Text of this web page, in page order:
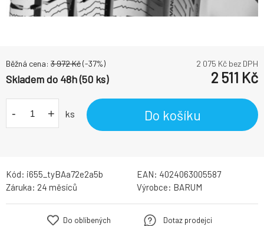
Běžná cena: 3 972Kč(-37%) 2 075 Kč bez DPH
Skladem do 48h (50 ks) 2 511 Kč
- + ks Do košíku
Kód: i655_tyBAa72e2a5b EAN: 4024063005587
Záruka: 24 měsíců Výrobce: BARUM
Do oblíbených
Dotaz prodejci